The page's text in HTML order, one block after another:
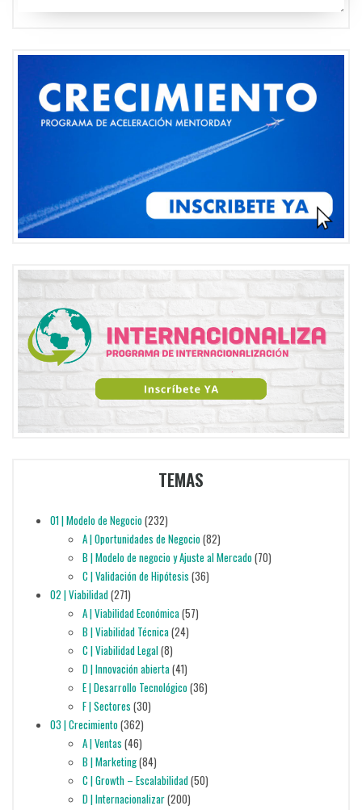
TEMAS
01 | Modelo de Negocio(232)
A | Oportunidades de Negocio(82)
B | Modelo de negocio y Ajuste al Mercado(70)
C | Validación de Hipótesis (36)
02 | Viabilidad(271)
A | Viabilidad Económica(57)
B | Viabilidad Técnica(24)
C | Viabilidad Legal(8)
D | Innovación abierta(41)
E | Desarrollo Tecnológico(36)
F | Sectores (30)
03 | Crecimiento(362)
A | Ventas (46)
B | Marketing(84)
C | Growth – Escalabilidad(50)
D | Internacionalizar(200)